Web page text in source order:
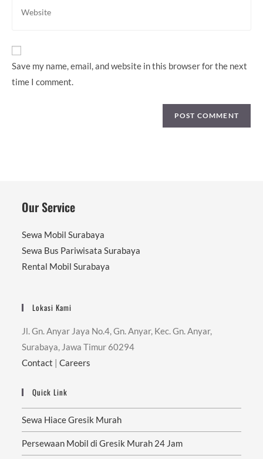
your
URL
Save my name, email, and website in this browser for the next
time I comment.
Our Service
Sewa Mobil Surabaya
Sewa Bus Pariwisata Surabaya
Rental Mobil Surabaya
Lokasi Kami
Jl. Gn. Anyar Jaya No.4, Gn. Anyar, Kec. Gn. Anyar,
Surabaya, Jawa Timur 60294
Contact |Careers
Quick Link
Sewa Hiace Gresik Murah
Persewaan Mobil di Gresik Murah 24 Jam